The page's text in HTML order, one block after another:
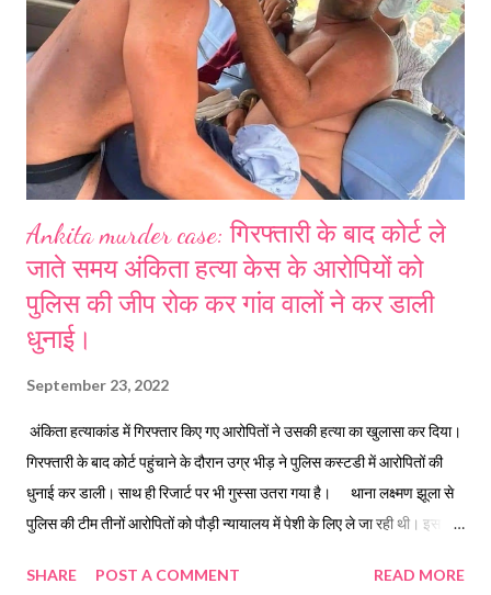
हत्या केस के आरोपियों को पुलिस की जीप रोक क...
Ankita murder case: गिरफ्तारी के बाद कोर्ट ले
जाते समय अंकिता हत्या केस के आरोपियों को
पुलिस की जीप रोक कर गांव वालों ने कर डाली
धुनाई।
September 23, 2022
अंकिता हत्याकांड में गिरफ्तार किए गए आरोपितों ने उसकी हत्‍या का खुलासा कर दिया।
गिरफ्तारी के बाद कोर्ट पहुंचाने के दौरान उग्र भीड़ ने पुलिस कस्‍टडी में आरोपितों की
धुनाई कर डाली। साथ ही रिजार्ट पर भी गुस्‍सा उतरा गया है। थाना लक्ष्मण झूला से
पुलिस की टीम तीनों आरोपितों को पौड़ी न्यायालय में पेशी के लिए ले जा रही थी। इस बीच
आरोपितों के साथ जमकर मारपीट की। भीड़ ने रिजार्ट पर निकाला अपना गुस्सा खबर है
SHARE POST A COMMENT READ MORE